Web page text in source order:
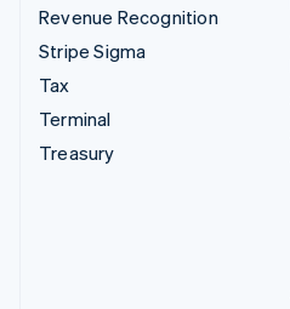
Revenue Recognition
Stripe Sigma
Tax
Terminal
Treasury